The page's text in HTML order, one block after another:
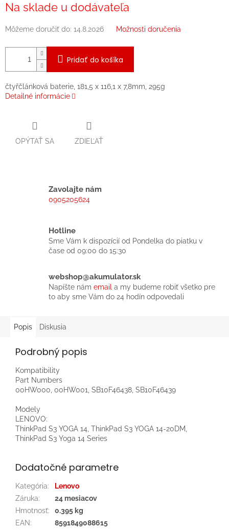
cena:
Na sklade u dodávateľa
Môžeme doručiť do: 14.8.2026 Možnosti doručenia
Pridať do košíka
čtyřčlánková baterie, 181,5 x 116,1 x 7,8mm, 295g
Detailné informácie
OPÝTAŤ SA ZDIEĽAŤ
Zavolajte nám
0905205624
Hotline
Sme Vám k dispozícií od Pondelka do piatku v
čase od 09:00 do 15:30
webshop@akumulator.sk
Napíšte nám email a my budeme robiť všetko pre
to aby sme Vám do 24 hodín odpovedali
Popis Diskusia
Podrobný popis
Kompatibility
Part Numbers
00HW000, 00HW001, SB10F46438, SB10F46439
Modely
LENOVO:
ThinkPad S3 YOGA 14, ThinkPad S3 YOGA 14-20DM,
ThinkPad S3 Yoga 14 Series
Dodatočné parametre
Kategória:
Lenovo
Záruka:
24 mesiacov
Hmotnosť:
0.395 kg
EAN:
8591849088615